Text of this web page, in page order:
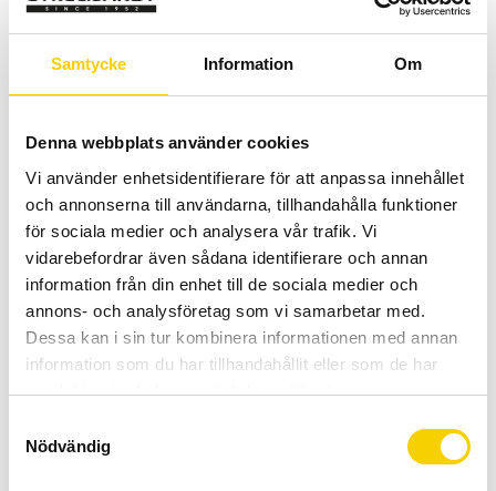
Samtycke Information Om
Denna webbplats använder cookies
Vi använder enhetsidentifierare för att anpassa innehållet
och annonserna till användarna, tillhandahålla funktioner
för sociala medier och analysera vår trafik. Vi
vidarebefordrar även sådana identifierare och annan
information från din enhet till de sociala medier och
annons- och analysföretag som vi samarbetar med.
Dessa kan i sin tur kombinera informationen med annan
information som du har tillhandahållit eller som de har
samlat in när du har använt deras tjänster.
Nödvändig
Certifierad cykelservice & Shimano Service Center
Allt inom cykel på ett ställe
Kunnig personal och hög kundnöjdhet
Lagerstatus
Beställningsvara
Artikelnr
ISMGM02
dragna E-TUBE-sladdar internt när de införs i cykelns ram.